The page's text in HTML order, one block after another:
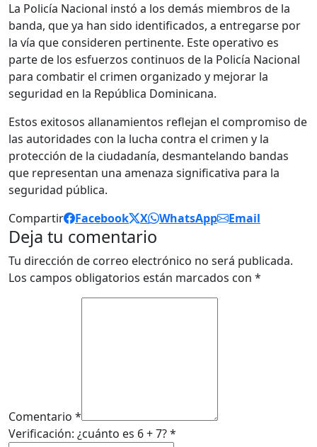
La Policía Nacional instó a los demás miembros de la
banda, que ya han sido identificados, a entregarse por
la vía que consideren pertinente. Este operativo es
parte de los esfuerzos continuos de la Policía Nacional
para combatir el crimen organizado y mejorar la
seguridad en la República Dominicana.
Estos exitosos allanamientos reflejan el compromiso de
las autoridades con la lucha contra el crimen y la
protección de la ciudadanía, desmantelando bandas
que representan una amenaza significativa para la
seguridad pública.
Compartir
Facebook X WhatsApp Email
Deja tu comentario
Tu dirección de correo electrónico no será publicada.
Los campos obligatorios están marcados con *
Comentario *
Verificación: ¿cuánto es 6 + 7? *